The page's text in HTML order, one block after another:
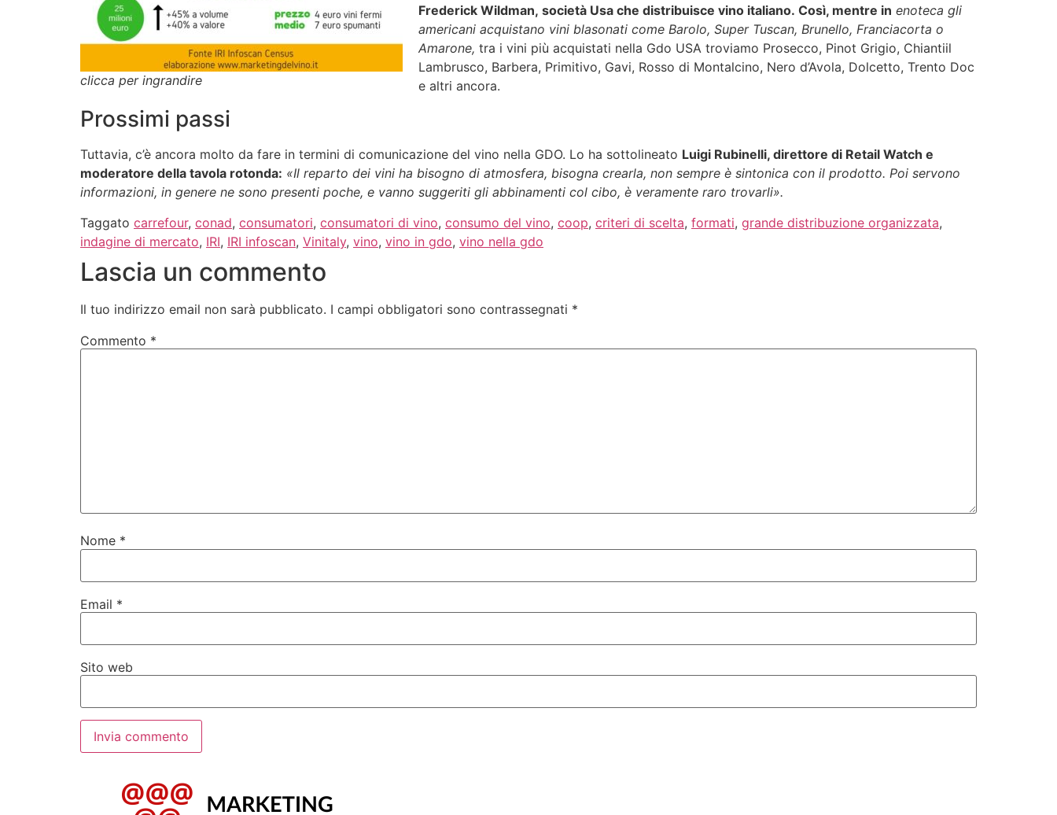
clicca per ingrandire
Frederick Wildman, società Usa che distribuisce vino italiano. Così, mentre in enoteca gli
americani acquistano vini blasonati come Barolo, Super Tuscan, Brunello, Franciacorta o
Amarone, tra i vini più acquistati nella Gdo USA troviamo Prosecco, Pinot Grigio, Chiantiil
Lambrusco, Barbera, Primitivo, Gavi, Rosso di Montalcino, Nero d’Avola, Dolcetto, Trento Doc
e altri ancora.
Prossimi passi
Tuttavia, c’è ancora molto da fare in termini di comunicazione del vino nella GDO. Lo ha sottolineato Luigi Rubinelli, direttore di Retail Watch e
moderatore della tavola rotonda: «Il reparto dei vini ha bisogno di atmosfera, bisogna crearla, non sempre è sintonica con il prodotto. Poi servono
informazioni, in genere ne sono presenti poche, e vanno suggeriti gli abbinamenti col cibo, è veramente raro trovarli».
Taggato carrefour, conad, consumatori, consumatori di vino, consumo del vino, coop, criteri di scelta, formati, grande distribuzione organizzata,
indagine di mercato, IRI, IRI infoscan, Vinitaly, vino, vino in gdo, vino nella gdo
Lascia un commento
Il tuo indirizzo email non sarà pubblicato. I campi obbligatori sono contrassegnati *
Commento *
Nome *
Email *
Sito web